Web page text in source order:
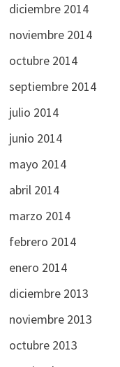
diciembre 2014
noviembre 2014
octubre 2014
septiembre 2014
julio 2014
junio 2014
mayo 2014
abril 2014
marzo 2014
febrero 2014
enero 2014
diciembre 2013
noviembre 2013
octubre 2013